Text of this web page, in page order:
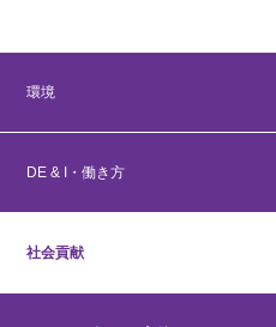
環境
DE & I・働き方
社会貢献